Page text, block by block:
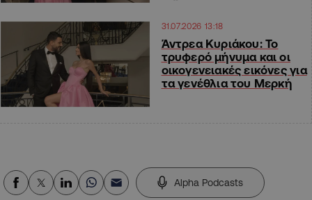
31.07.2026 13:18
Άντρεα Κυριάκου: Το
τρυφερό μήνυμα και οι
οικογενειακές εικόνες για
τα γενέθλια του Μερκή
Alpha Podcasts